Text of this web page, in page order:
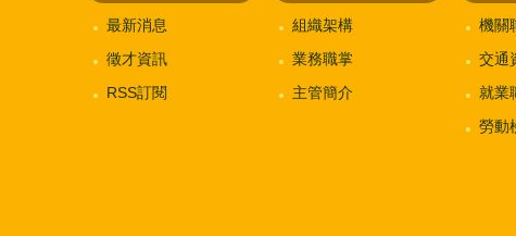
最新消息
徵才資訊
RSS訂閱
組織架構
業務職掌
主管簡介
機關
交通
就業
勞動